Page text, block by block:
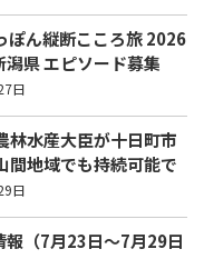
ぽん縦断こころ旅 2026
潟県 エピソード募集
日
林水産大臣が十日町市
間地域でも持続可能で
は？
日
報（7月23日～7月29日